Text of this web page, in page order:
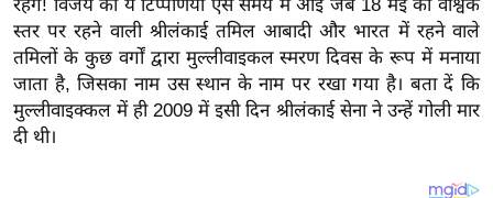
ल
क्रि
के
ट
रहेंगे! विजय की ये टिप्पणियां ऐसे समय में आईं जब 18 मई को वैश्विक
स्तर पर रहने वाली श्रीलंकाई तमिल आबादी और भारत में रहने वाले
तमिलों के कुछ वर्गों द्वारा मुल्लीवाइकल स्मरण दिवस के रूप में मनाया
जाता है, जिसका नाम उस स्थान के नाम पर रखा गया है। बता दें कि
मुल्लीवाइक्कल में ही 2009 में इसी दिन श्रीलंकाई सेना ने उन्हें गोली मार
दी थी।